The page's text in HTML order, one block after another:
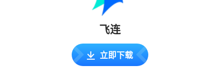
飞连
立即下载